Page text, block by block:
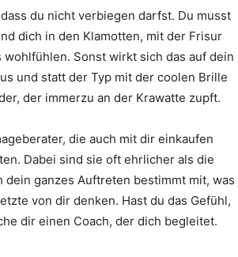
du nicht verbiegen darfst. Du musst
dich in den Klamotten, mit der Frisur
wohlfühlen. Sonst wirkt sich das auf dein
und statt der Typ mit der coolen Brille
der immerzu an der Krawatte zupft.
die auch mit dir einkaufen
Dabei sind sie oft ehrlicher als die
dein ganzes Auftreten bestimmt mit, was
von dir denken. Hast du das Gefühl,
dir einen Coach, der dich begleitet.